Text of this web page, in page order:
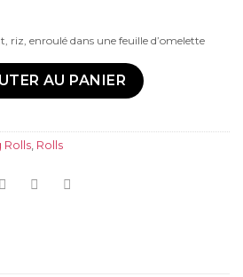
riz, enroulé dans une feuille d’omelette
AU PANIER
Rolls Rolls